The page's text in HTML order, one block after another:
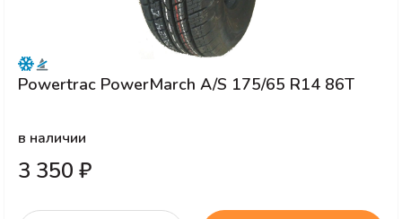
Powertrac PowerMarch A/S 175/65 R14 86T
в наличии
3 350 ₽